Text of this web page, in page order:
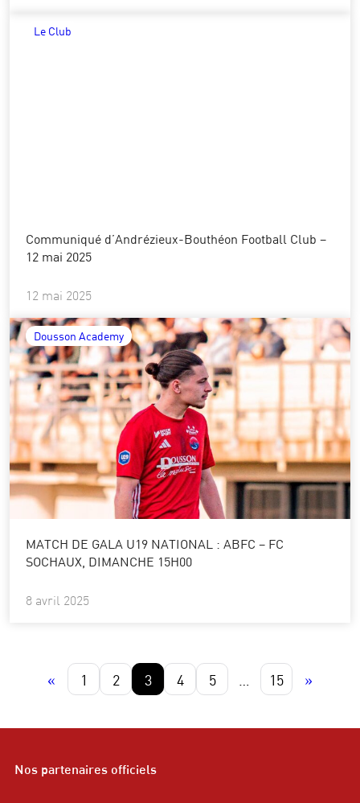
Le Club
Communiqué d’Andrézieux-Bouthéon Football Club –
12 mai 2025
12 mai 2025
Dousson Academy
MATCH DE GALA U19 NATIONAL : ABFC – FC
SOCHAUX, DIMANCHE 15H00
8 avril 2025
« 1 2 3 4 5 15 »
Nos partenaires officiels